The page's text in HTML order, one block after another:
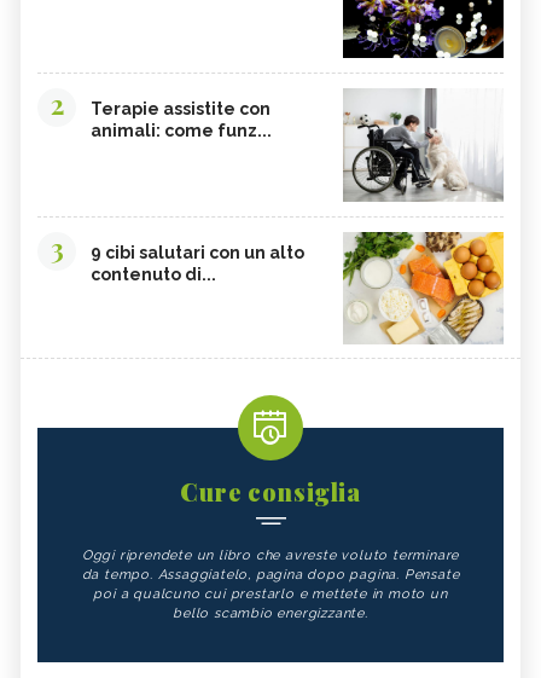
2
Terapie assistite con
animali: come funz...
3
9 cibi salutari con un alto
contenuto di...
Cure consiglia
Oggi riprendete un libro che avreste voluto terminare
da tempo. Assaggiatelo, pagina dopo pagina. Pensate
poi a qualcuno cui prestarlo e mettete in moto un
bello scambio energizzante.